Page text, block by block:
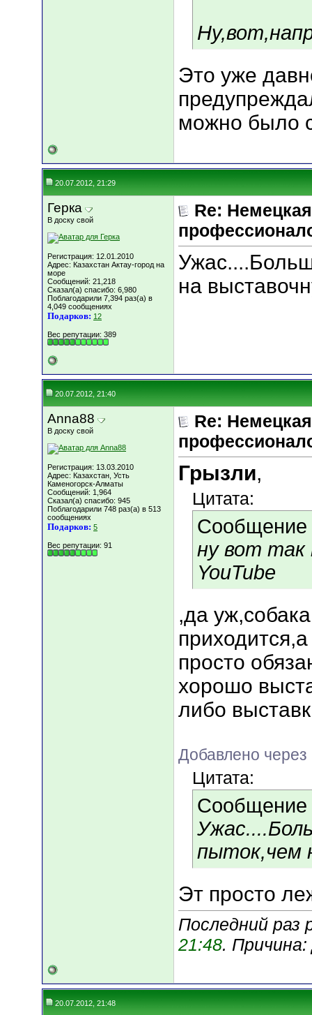
Это уже
можно было
20.07.2012, 21:29
Герка
В доску свой
Регистрация: 12.01.2010
Адрес: Казахстан Актау-город на
море
Сообщений: 21,218
Сказал(а) спасибо: 6,980
Поблагодарили 7,394 раз(а) в
4,049 сообщениях
Подарков: 12
Вес репутации: 389
Re:
на
20.07.2012, 21:40
Anna88
В доску свой
Регистрация: 13.03.2010
Адрес: Казахстан, Усть
Каменогорск-Алматы
Сообщений: 1,964
Сказал(а) спасибо: 945
Поблагодарили 748 раз(а) в 513
сообщениях
Подарков: 5
Вес репутации: 91
Re:
Грызли,
Цитата:
Сообщение
ну вот так
YouTube
,да
просто
хорошо
либо
Добавлено через
Цитата:
Сообщение
пыток,чем
Эт просто
Последний раз
21:48.
20.07.2012, 21:48